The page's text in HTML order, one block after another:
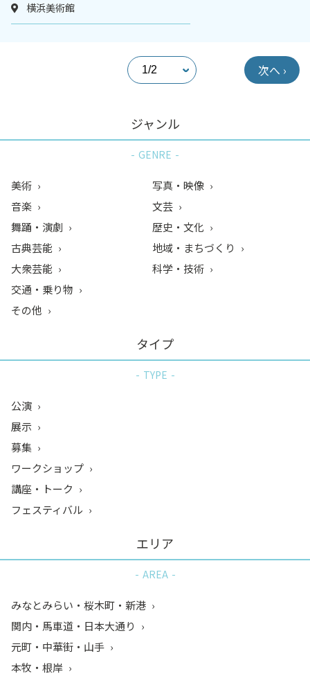
横浜美術館
次へ ›
ジャンル
GENRE
美術
音楽
舞踊・演劇
古典芸能
大衆芸能
写真・映像
文芸
歴史・文化
地域・まちづくり
科学・技術
交通・乗り物
その他
タイプ
TYPE
公演
展示
募集
ワークショップ
講座・トーク
フェスティバル
エリア
AREA
みなとみらい・桜木町・新港
関内・馬車道・日本大通り
元町・中華街・山手
本牧・根岸